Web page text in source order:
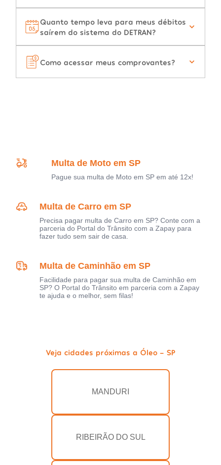
Quanto tempo leva para meus débitos
saírem do sistema do DETRAN?
Como acessar meus comprovantes?
Multa de Moto em SP
Pague sua multa de Moto em SP em até 12x!
Multa de Carro em SP
Precisa pagar multa de Carro em SP? Conte com a
parceria do Portal do Trânsito com a Zapay para
fazer tudo sem sair de casa.
Multa de Caminhão em SP
Facilidade para pagar sua multa de Caminhão em
SP? O Portal do Trânsito em parceria com a Zapay
te ajuda e o melhor, sem filas!
Veja cidades próximas a Óleo - SP
MANDURI
RIBEIRÃO DO SUL